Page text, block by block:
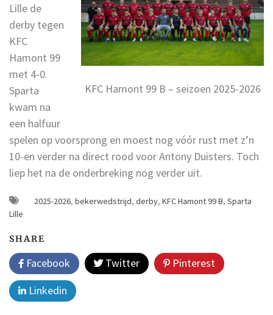
KFC Hamont 99 B – seizoen 2025-2026
Lille de
derby tegen
KFC
Hamont 99
met 4-0.
Sparta
kwam na
een halfuur
spelen op voorsprong en moest nog vóór rust met z’n
10-en verder na direct rood voor Antony Duisters. Toch
liep het na de onderbreking nog verder uit.
2025-2026, bekerwedstrijd, derby, KFC Hamont 99 B, Sparta
Lille
SHARE
Facebook Twitter
Pinterest
Linkedin